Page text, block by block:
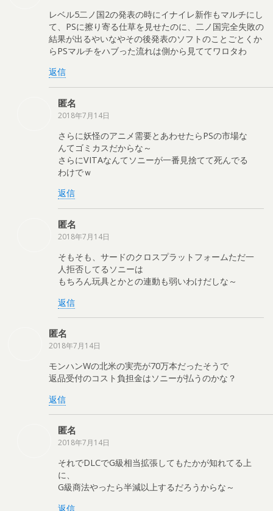
レベル5二ノ国2の発表の時にイナイレ新作もマルチにし
て、PSに擦り寄る仕草を見せたのに、二ノ国完全失敗の
結果が出るやいなやその後発表のソフトのことごとくか
らPSマルチをハブった流れは側から見ててワロタわ
返信
匿名
2018年7月14日
さらに妖怪のアニメ需要とあわせたらPSの市場な
んてゴミカスだからな～
さらにVITAなんてソニーが一番見捨てて死んでる
わけでｗ
返信
匿名
2018年7月14日
そもそも、サードのクロスプラットフォームただ一
人拒否してるソニーは
もちろん玩具とかとの連動も弱いわけだしな～
返信
匿名
2018年7月14日
モンハンWの北米の実売が70万本だったそうで
返品受付のコスト負担金はソニーが払うのかな？
返信
匿名
2018年7月14日
それでDLCでG級相当拡張してもたかが知れてる上
に、
G級商法やったら半減以上するだろうからな～
返信